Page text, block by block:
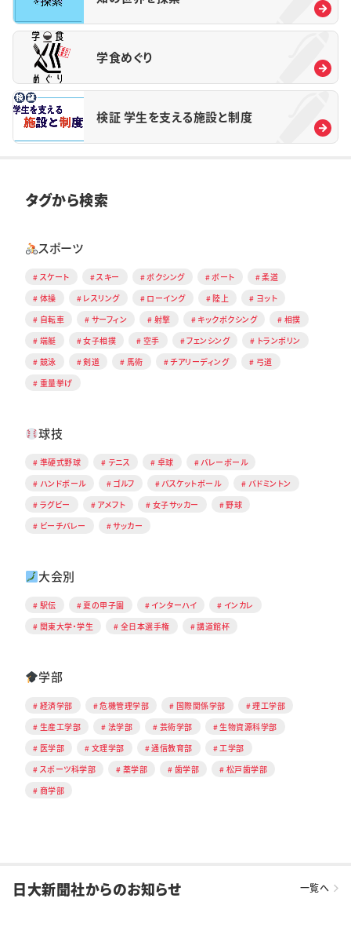
学食めぐり
検証 学生を支える施設と制度
タグから検索
スポーツ
スケート スキー ボクシング ボート
柔道
体操
レスリング ローイング 陸上
ヨット
自転車
サーフィン 射撃 キックボクシング
相撲
端艇
女子相撲 空手 フェンシング
トランポリン
競泳
剣道 馬術 チアリーディング
弓道
重量挙げ
球技
準硬式野球 テニス 卓球
バレーボール
ハンドボール
ゴルフ バスケットボール
バドミントン
ラグビー
アメフト 女子サッカー
野球
ビーチバレー
サッカー
大会別
駅伝 夏の甲子園 インターハイ
インカレ
関東大学・学生
全日本選手権 講道館杯
学部
経済学部 危機管理学部 国際関係学部
理工学部
生産工学部
法学部 芸術学部
生物資源科学部
医学部
文理学部 通信教育部
工学部
スポーツ科学部
薬学部 歯学部
松戸歯学部
商学部
日大新聞社からのお知らせ 一覧へ